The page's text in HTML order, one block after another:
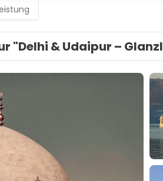
"Delhi & Udaipur –